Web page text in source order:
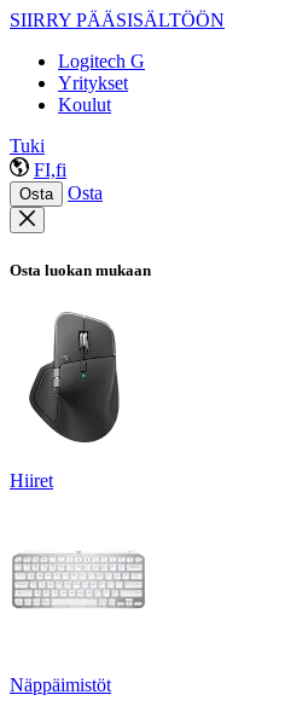
SIIRRY PÄÄSISÄLTÖÖN
Logitech G
Yritykset
Koulut
Tuki
FI,fi
Osta Osta
Osta luokan mukaan
Hiiret
Näppäimistöt